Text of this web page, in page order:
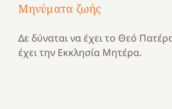
Μηνύματα ζωής
Δε δύναται να έχει το Θεό
έχει την Εκκλησία Μητέρα.